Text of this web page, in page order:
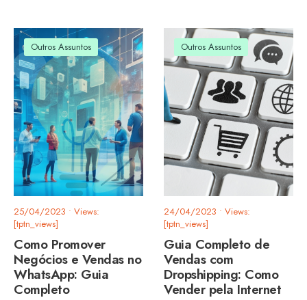
Outros Assuntos
25/04/2023 • Views:
[tptn_views]
Como Promover
Negócios e Vendas no
WhatsApp: Guia
Completo
Outros Assuntos
24/04/2023 • Views:
[tptn_views]
Guia Completo de
Vendas com
Dropshipping: Como
Vender pela Internet